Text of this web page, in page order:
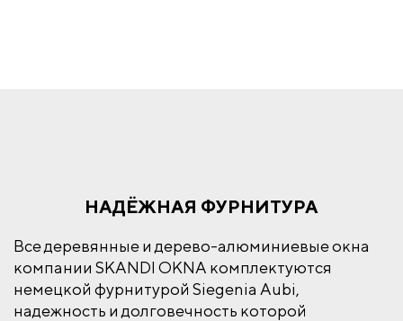
НАДЁЖНАЯ ФУРНИТУРА
Все деревянные и дерево-алюминиевые окна
компании SKANDI OKNA комплектуются
немецкой фурнитурой Siegenia Aubi,
надежность и долговечность которой